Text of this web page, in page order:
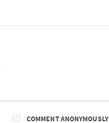
COMMENT ANONYMOUSLY